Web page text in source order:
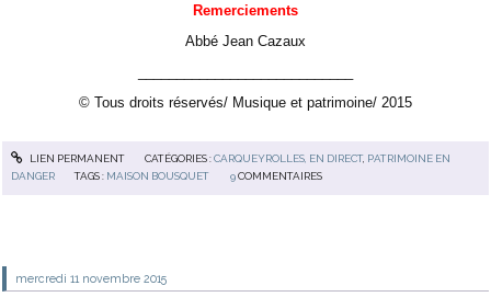
Remerciements
Abbé Jean Cazaux
© Tous droits réservés/ Musique et patrimoine/ 2015
LIEN PERMANENT CATÉGORIES :CARQUEYROLLES, EN DIRECT, PATRIMOINE EN
DANGER
TAGS : MAISON BOUSQUET 9 COMMENTAIRES
mercredi 11 novembre 2015